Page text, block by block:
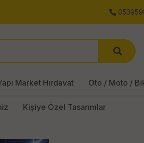
Market Hırdavat Oto / Moto /
Kişiye Özel Tasarımlar